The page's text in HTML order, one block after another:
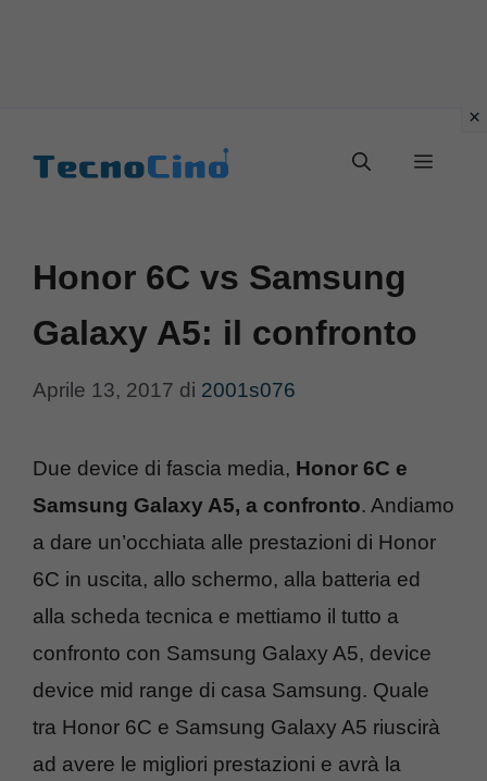
Menu
Honor 6C vs Samsung
Galaxy A5: il confronto
Aprile 13, 2017 di 2001s076
Due device di fascia media, Honor 6C e
Samsung Galaxy A5, a confronto. Andiamo
a dare un’occhiata alle prestazioni di Honor
6C in uscita, allo schermo, alla batteria ed
alla scheda tecnica e mettiamo il tutto a
confronto con Samsung Galaxy A5, device
device mid range di casa Samsung. Quale
tra Honor 6C e Samsung Galaxy A5 riuscirà
ad avere le migliori prestazioni e avrà la